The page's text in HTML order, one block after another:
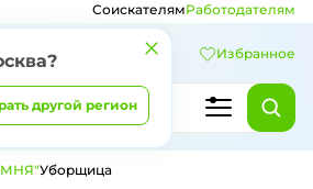
?
другой регион
СоискателямРаботодателям
Избранное
Уборщица